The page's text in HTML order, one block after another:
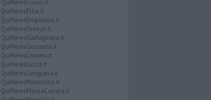
QuiNewsCuoio.it
QuiNewsElba.it
QuiNewsEmpolese.it
QuiNewsFirenze.it
QuiNewsGarfagnana.it
QuiNewsGrosseto.it
QuiNewsLivorno.it
QuiNewsLucca.it
QuiNewsLunigiana.it
QuiNewsMaremma.it
QuiNewsMassaCarrara.it